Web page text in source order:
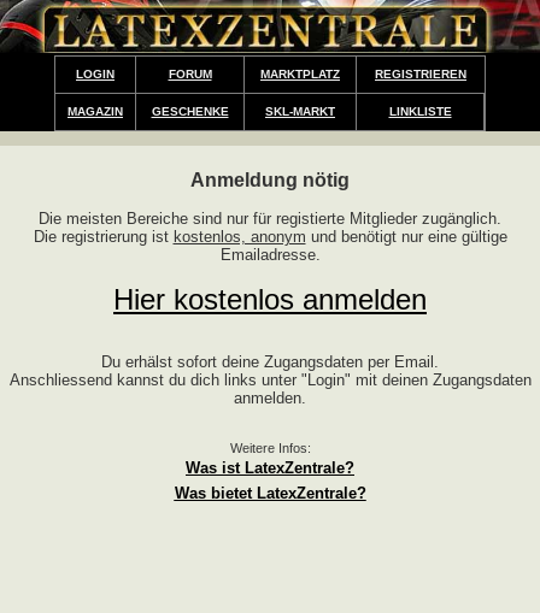
LOGIN FORUM MARKTPLATZ REGISTRIEREN
MAGAZIN GESCHENKE SKL-MARKT LINKLISTE
Anmeldung nötig
Die meisten Bereiche sind nur für registierte Mitglieder zugänglich.
Die registrierung ist kostenlos, anonym und benötigt nur eine gültige
Emailadresse.
Hier kostenlos anmelden
Du erhälst sofort deine Zugangsdaten per Email.
Anschliessend kannst du dich links unter "Login" mit deinen Zugangsdaten
anmelden.
Weitere Infos:
Was ist LatexZentrale?
Was bietet LatexZentrale?